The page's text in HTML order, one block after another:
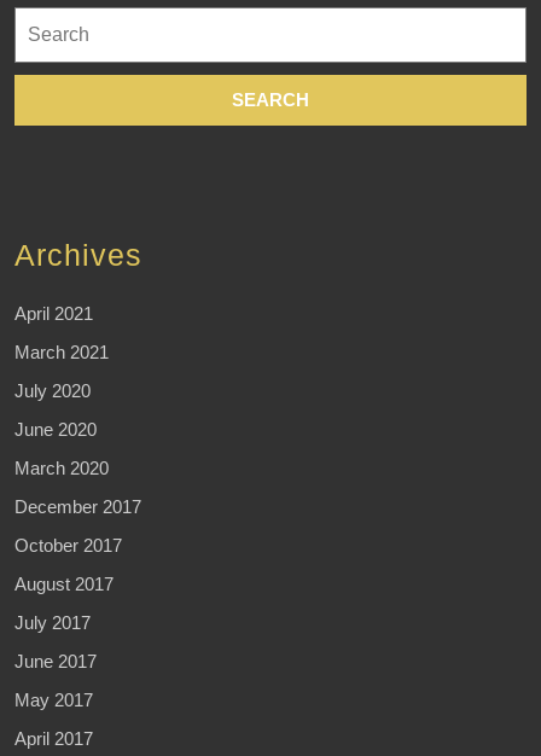
for:
Archives
April 2021
March 2021
July 2020
June 2020
March 2020
December 2017
October 2017
August 2017
July 2017
June 2017
May 2017
April 2017